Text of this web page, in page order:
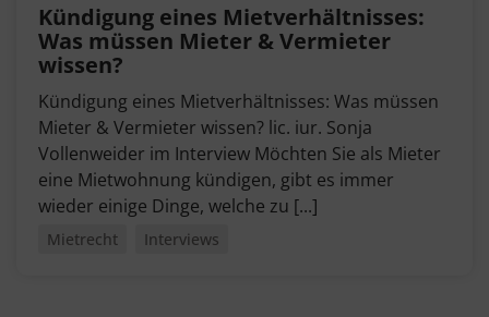
Kündigung eines Mietverhältnisses:
Was müssen Mieter & Vermieter
wissen?
Kündigung eines Mietverhältnisses: Was müssen
Mieter & Vermieter wissen? lic. iur. Sonja
Vollenweider im Interview Möchten Sie als Mieter
eine Mietwohnung kündigen, gibt es immer
wieder einige Dinge, welche zu [...]
Mietrecht Interviews